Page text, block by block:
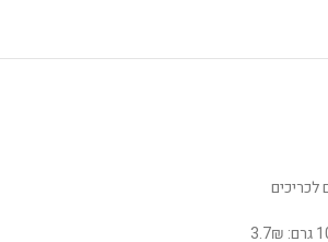
לכריכים